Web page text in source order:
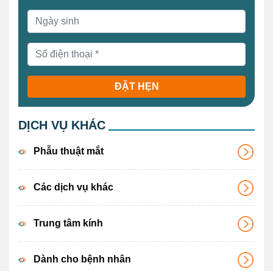
ĐẶT HẸN
DỊCH VỤ KHÁC
Phẫu thuật mắt
Các dịch vụ khác
Trung tâm kính
Dành cho bệnh nhân